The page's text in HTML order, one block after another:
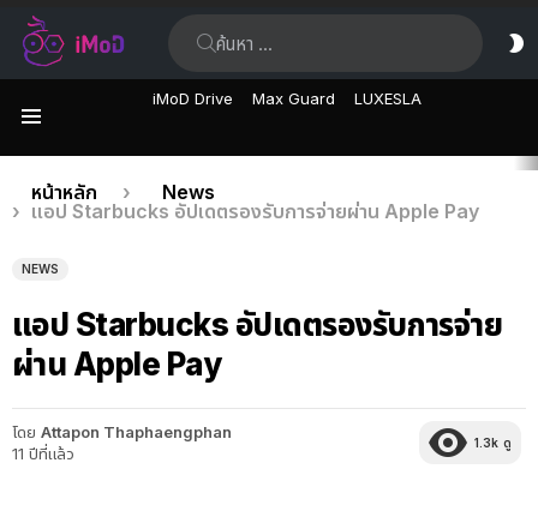
iMoD Drive Max Guard LUXESLA
เรื่อง
ล่าสุด
คุณอยู่ที่นี่:
หน้าหลัก
News
แอป Starbucks อัปเดตรองรับการจ่ายผ่าน Apple Pay
NEWS
แอป Starbucks อัปเดตรองรับการจ่าย
ผ่าน Apple Pay
โดย Attapon Thaphaengphan
11 ปีที่แล้ว
1.3k ดู